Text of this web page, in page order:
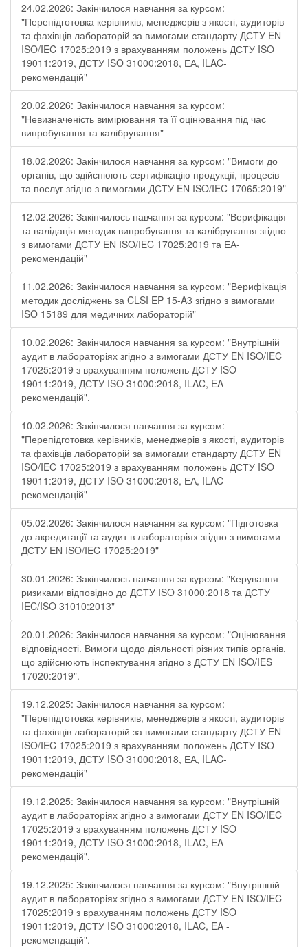
24.02.2026: Закінчилося навчання за курсом:
"Перепідготовка керівників, менеджерів з якості, аудиторів
та фахівців лабораторій за вимогами стандарту ДСТУ EN
ISO/IEC 17025:2019 з врахуванням положень ДСТУ ISO
19011:2019, ДСТУ ISO 31000:2018, ЕА, ILAC-
рекомендацій"
20.02.2026: Закінчилося навчання за курсом:
"Невизначеність вимірювання та її оцінювання під час
випробування та калібрування"
18.02.2026: Закінчилося навчання за курсом: "Вимоги до
органів, що здійснюють сертифікацію продукції, процесів
та послуг згідно з вимогами ДСТУ EN ISO/IEC 17065:2019"
12.02.2026: Закінчилось навчання за курсом: "Верифікація
та валідація методик випробування та калібрування згідно
з вимогами ДСТУ EN ISO/IEC 17025:2019 та ЕА-
рекомендацій"
11.02.2026: Закінчилося навчання за курсом: "Верифікація
методик досліджень за CLSI EP 15-A3 згідно з вимогами
ISO 15189 для медичних лабораторій"
10.02.2026: Закінчилося навчання за курсом: "Внутрішній
аудит в лабораторіях згідно з вимогами ДСТУ EN ISO/IEC
17025:2019 з врахуванням положень ДСТУ ISO
19011:2019, ДСТУ ISO 31000:2018, ILAC, EA -
рекомендацій".
10.02.2026: Закінчилося навчання за курсом:
"Перепідготовка керівників, менеджерів з якості, аудиторів
та фахівців лабораторій за вимогами стандарту ДСТУ EN
ISO/IEC 17025:2019 з врахуванням положень ДСТУ ISO
19011:2019, ДСТУ ISO 31000:2018, ЕА, ILAC-
рекомендацій"
05.02.2026: Закінчилося навчання за курсом: "Підготовка
до акредитації та аудит в лабораторіях згідно з вимогами
ДСТУ EN ISO/IEC 17025:2019"
30.01.2026: Закінчилось навчання за курсом: "Керування
ризиками відповідно до ДСТУ ISO 31000:2018 та ДСТУ
IEC/ISO 31010:2013"
20.01.2026: Закінчилося навчання за курсом: "Оцінювання
відповідності. Вимоги щодо діяльності різних типів органів,
що здійснюють інспектування згідно з ДСТУ ЕN ISO/IES
17020:2019".
19.12.2025: Закінчилося навчання за курсом:
"Перепідготовка керівників, менеджерів з якості, аудиторів
та фахівців лабораторій за вимогами стандарту ДСТУ EN
ISO/IEC 17025:2019 з врахуванням положень ДСТУ ISO
19011:2019, ДСТУ ISO 31000:2018, ЕА, ILAC-
рекомендацій"
19.12.2025: Закінчилося навчання за курсом: "Внутрішній
аудит в лабораторіях згідно з вимогами ДСТУ EN ISO/IEC
17025:2019 з врахуванням положень ДСТУ ISO
19011:2019, ДСТУ ISO 31000:2018, ILAC, EA -
рекомендацій".
19.12.2025: Закінчилося навчання за курсом: "Внутрішній
аудит в лабораторіях згідно з вимогами ДСТУ EN ISO/IEC
17025:2019 з врахуванням положень ДСТУ ISO
19011:2019, ДСТУ ISO 31000:2018, ILAC, EA -
рекомендацій".